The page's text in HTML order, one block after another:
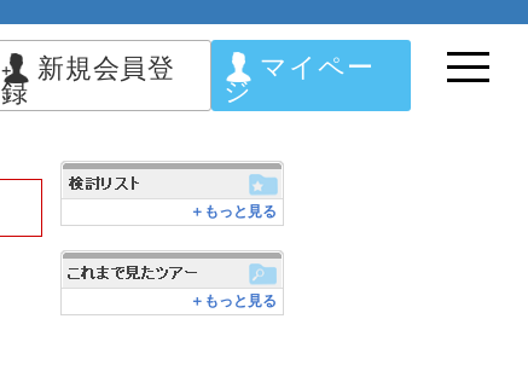
新規会員登
録
マイペー
ジ
＋もっと見る
＋もっと見る